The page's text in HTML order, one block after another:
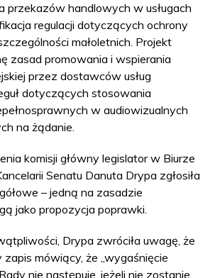
przekazów handlowych w usługach
regulacji dotyczących ochrony
małoletnich. Projekt
zasad promowania i wspierania
przez dostawców usług
dotyczących stosowania
w audiowizualnych
na żądanie.
komisji główny legislator w Biurze
Senatu Danuta Drypa zgłosiła
– jedną na zasadzie
jako propozycja poprawki.
Drypa zwróciła uwagę, że
mówiący, że „wygaśnięcie
nie następuje, jeżeli nie zostanie